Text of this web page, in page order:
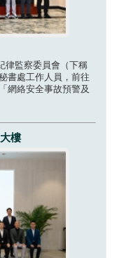
律監察委員會（下稱
書處工作人員，前往
網絡安全事故預警及
樓